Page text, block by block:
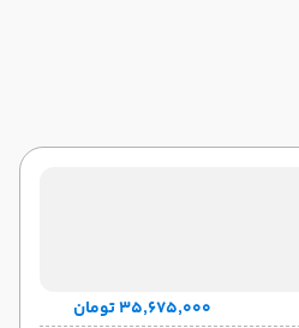
۳۵٬۶۷۵٬۰۰۰ تومان